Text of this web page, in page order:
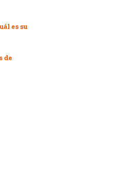
es su
de